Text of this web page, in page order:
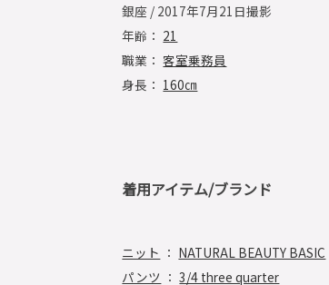
銀座 / 2017年7月21日撮影
年齢： 21
職業：客室乗務員
身長： 160㎝
着用アイテム/ブランド
ニット ： NATURAL BEAUTY BASIC
パンツ ：3/4 three quarter